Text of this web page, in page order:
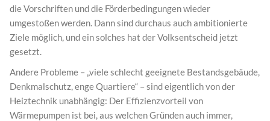
die Vorschriften und die Förderbedingungen wieder
umgestoßen werden. Dann sind durchaus auch ambitionierte
Ziele möglich, und ein solches hat der Volksentscheid jetzt
gesetzt.
Andere Probleme – „viele schlecht geeignete Bestandsgebäude,
Denkmalschutz, enge Quartiere“ – sind eigentlich von der
Heiztechnik unabhängig: Der Effizienzvorteil von
Wärmepumpen ist bei, aus welchen Gründen auch immer,